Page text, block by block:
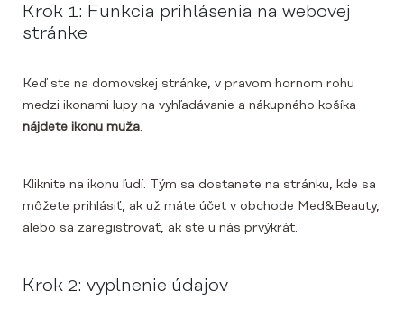
Krok 1: Funkcia prihlásenia na webovej
stránke
Keď ste na domovskej stránke, v pravom hornom rohu
medzi ikonami lupy na vyhľadávanie a nákupného košíka
nájdete ikonu muža.
Kliknite na ikonu ľudí. Tým sa dostanete na stránku, kde sa
môžete prihlásiť, ak už máte účet v obchode Med&Beauty,
alebo sa zaregistrovať, ak ste u nás prvýkrát.
Krok 2: vyplnenie údajov